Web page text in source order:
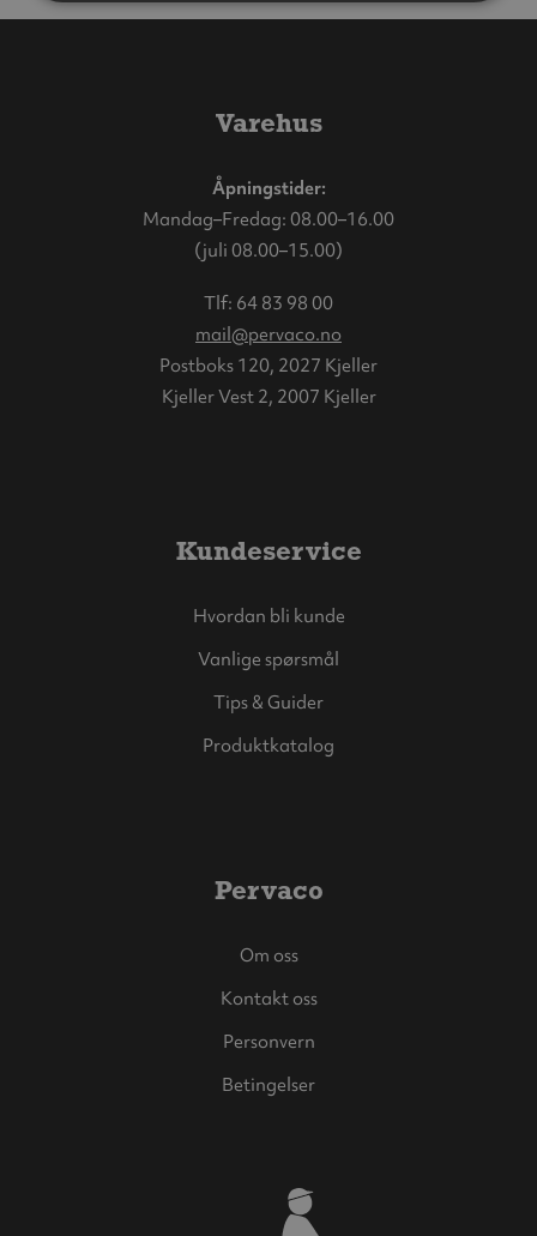
Varehus
Åpningstider:
Mandag–Fredag: 08.00–16.00
(juli 08.00–15.00)
Tlf: 64 83 98 00
mail@pervaco.no
Postboks 120, 2027 Kjeller
Kjeller Vest 2, 2007 Kjeller
Kundeservice
Hvordan bli kunde
Vanlige spørsmål
Tips & Guider
Produktkatalog
Pervaco
Om oss
Kontakt oss
Personvern
Betingelser